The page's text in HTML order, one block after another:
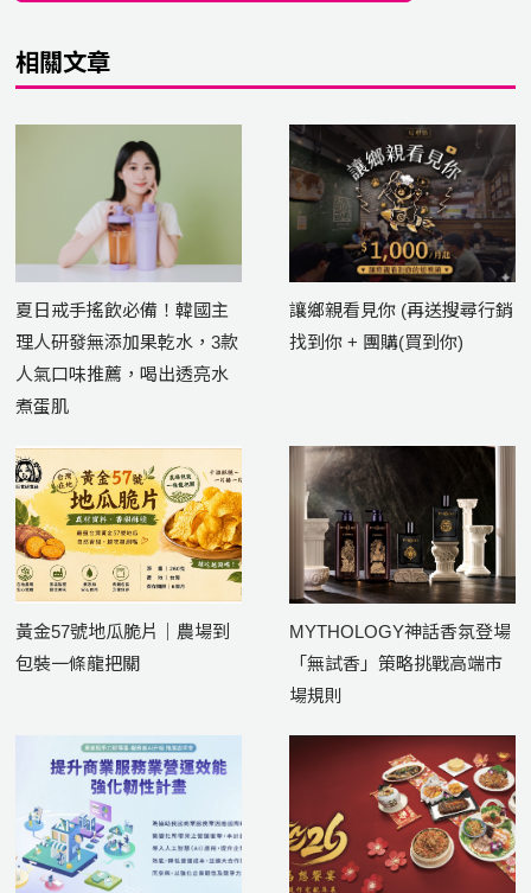
相關文章
夏日戒手搖飲必備！韓國主
理人研發無添加果乾水，3款
人氣口味推薦，喝出透亮水
煮蛋肌
讓鄉親看見你 (再送搜尋行銷
找到你 + 團購(買到你)
黃金57號地瓜脆片｜農場到
包裝一條龍把關
MYTHOLOGY神話香氛登場
「無試香」策略挑戰高端市
場規則